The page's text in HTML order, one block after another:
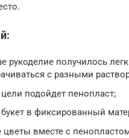
рукоделие получилось
с разными
подойдет пенопласт;
букет в фиксированный
цветы вместе с